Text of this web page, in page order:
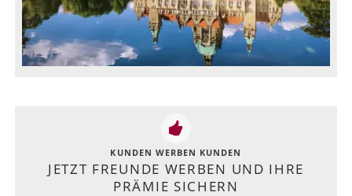
KUNDEN WERBEN KUNDEN
JETZT FREUNDE WERBEN UND IHRE
PRÄMIE SICHERN